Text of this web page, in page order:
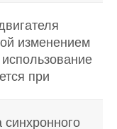
изменением
при
синхронного